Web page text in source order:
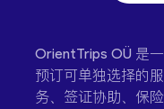
OrientTrips OÜ 是
预订可单独选择的
务、签证协助、保